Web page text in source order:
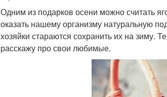
Одним из подарков осени можно считать
оказать нашему организму натуральную
хозяйки стараются сохранить их на зиму.
расскажу про свои любимые.